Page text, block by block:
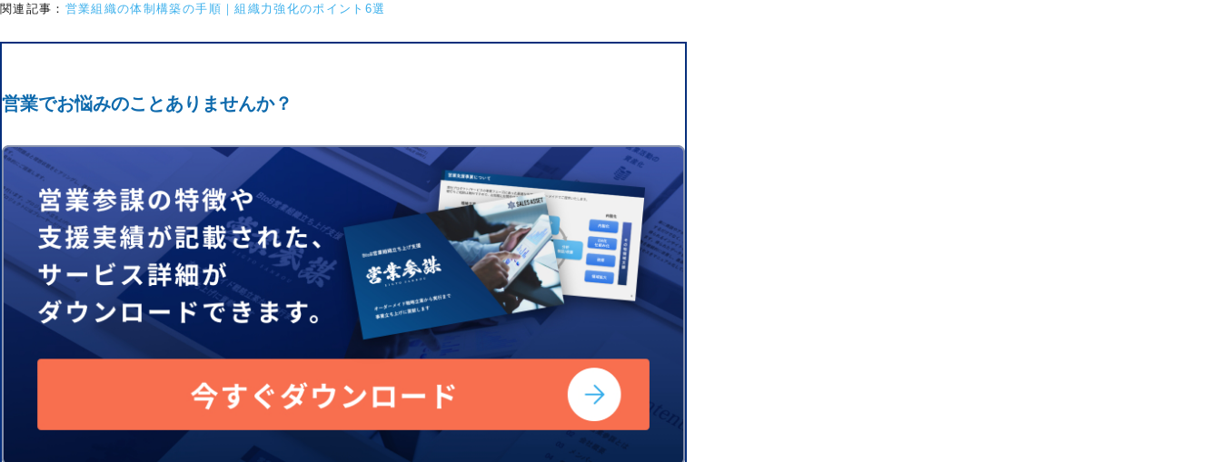
関連記事： 営業組織の体制構築の手順｜組織力強化のポイント6選
営業でお悩みのことありませんか？